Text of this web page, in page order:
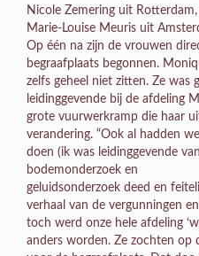
Nicole Zemering uit
Marie-Louise Meuris uit
Op één na zijn de vrouwen
begraafplaats begonnen.
zelfs geheel niet zitten. Ze was
leidinggevende bij de afdeling
grote vuurwerkramp die haar
verandering. “Ook al hadden
doen (ik was leidinggevende
bodemonderzoek en
geluidsonderzoek deed en
verhaal van de vergunningen
toch werd onze hele afdeling
anders worden. Ze zochten